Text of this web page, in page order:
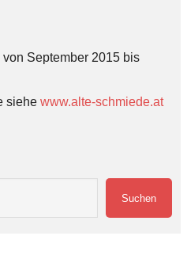
September 2015 bis
siehe www.alte-schmiede.at
Suchen